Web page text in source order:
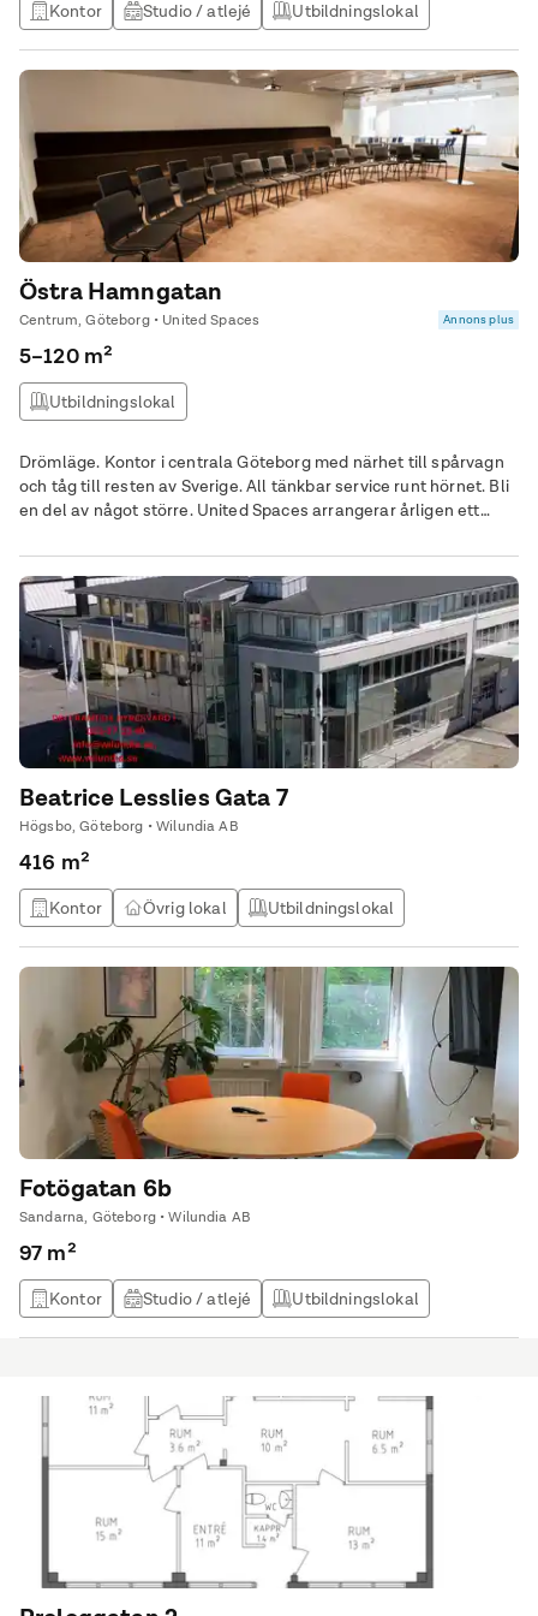
Kontor Studio / atlejé Utbildningslokal
Östra Hamngatan
Centrum, Göteborg • United Spaces Annons plus
5–120 m²
Utbildningslokal
Drömläge. Kontor i centrala Göteborg med närhet till spårvagn
och tåg till resten av Sverige. All tänkbar service runt hörnet. Bli
en del av något större. United Spaces arrangerar årligen ett
till kunskapsutbyte och nätverksbyggande. Flexibla
kontorslösningar för alla typer av företag. Oavsett om ditt
företag kräver en eller 100+ arbetsplatser kan vi skräddarsy
lösningar som passar din verksamhet.
Beatrice Lesslies Gata 7
Högsbo, Göteborg • Wilundia AB
416 m²
Kontor Övrig lokal Utbildningslokal
Fotögatan 6b
Sandarna, Göteborg • Wilundia AB
97 m²
Kontor Studio / atlejé Utbildningslokal